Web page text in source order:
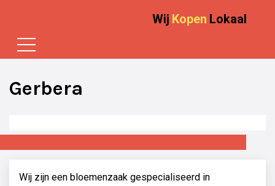
Wij Kopen Lokaal
Gerbera
Wij zijn een bloemenzaak gespecialiseerd in